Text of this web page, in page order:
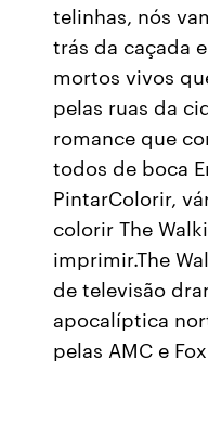
telinhas, nós
trás da caçada
mortos vivos
pelas ruas da
romance que
todos de boca
PintarColorir,
colorir The
imprimir.The
de televisão
apocalíptica
pelas AMC e